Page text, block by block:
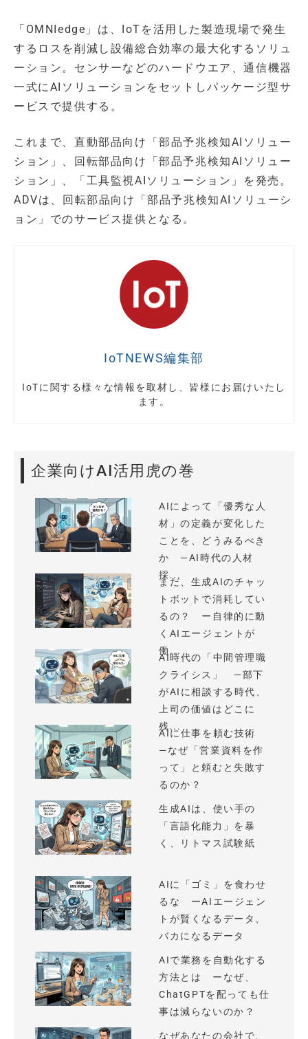
「OMNIedge」は、IoTを活用した製造現場で発生
するロスを削減し設備総合効率の最大化するソリュ
ーション。センサーなどのハードウエア、通信機器
一式にAIソリューションをセットしパッケージ型サ
ービスで提供する。
これまで、直動部品向け「部品予兆検知AIソリュー
ション」、回転部品向け「部品予兆検知AIソリュー
ション」、「工具監視AIソリューション」を発売。
ADVは、回転部品向け「部品予兆検知AIソリューシ
ョン」でのサービス提供となる。
IoTNEWS編集部
IoTに関する様々な情報を取材し、皆様にお届けいたし
ます。
企業向けAI活用虎の巻
AIによって「優秀な人
材」の定義が変化した
ことを、どうみるべき
か —AI時代の人材
採...
まだ、生成AIのチャッ
トボットで消耗してい
るの？ ー自律的に動
くAIエージェントが
働...
AI時代の「中間管理職
クライシス」 —部下
がAIに相談する時代、
上司の価値はどこに
残...
AIに仕事を頼む技術
—なぜ「営業資料を作
って」と頼むと失敗す
るのか？
生成AIは、使い手の
「言語化能力」を暴
く、リトマス試験紙
AIに「ゴミ」を食わせ
るな ーAIエージェン
トが賢くなるデータ、
バカになるデータ
AIで業務を自動化する
方法とは ーなぜ、
ChatGPTを配っても仕
事は減らないのか？
なぜあなたの会社で、